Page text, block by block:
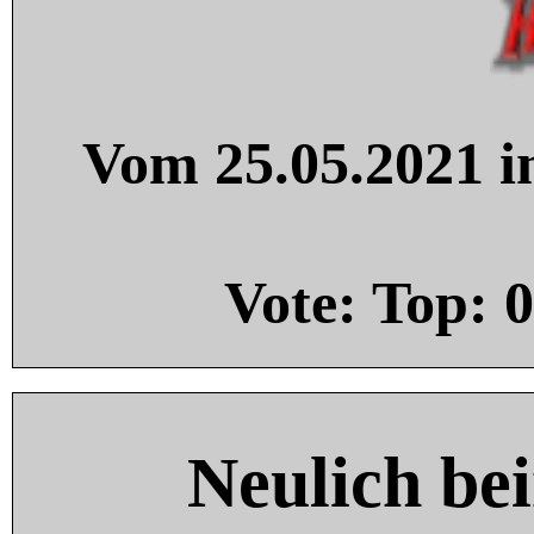
Vom 25.05.2021
Vote: Top: 0
Neulich